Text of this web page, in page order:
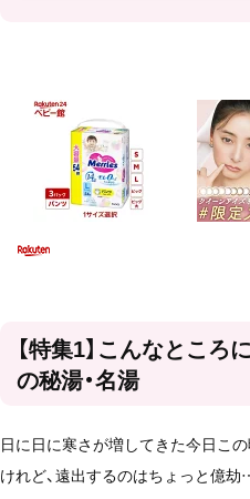
【特集1】こんなとこ
の秘湯・名湯
日に日に寒さが増してきた今日こ
けれど、遠出するのはちょっと億劫